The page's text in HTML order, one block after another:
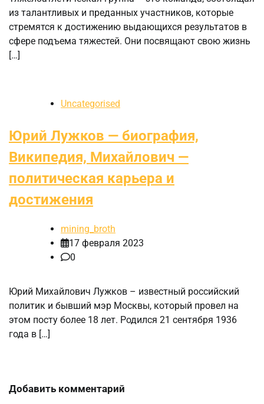
из талантливых и преданных участников, которые
стремятся к достижению выдающихся результатов в
сфере подъема тяжестей. Они посвящают свою жизнь
[…]
Uncategorised
Юрий Лужков — биография,
Википедия, Михайлович —
политическая карьера и
достижения
mining_broth
17 февраля 2023
0
Юрий Михайлович Лужков – известный российский
политик и бывший мэр Москвы, который провел на
этом посту более 18 лет. Родился 21 сентября 1936
года в […]
Добавить комментарий